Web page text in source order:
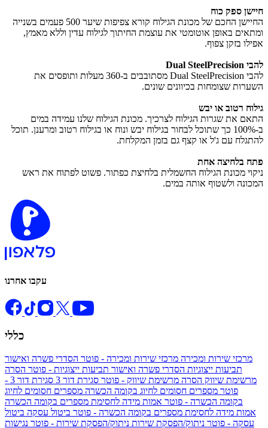
חיישן ספק כוח
החיישן החכם של מכונת הגילוח קורא צפיפות שיער 500 פעמים בשנייה
ומתאים באופן אוטומטי את עוצמת החיתוך לגילוח עדין וללא מאמץ,
אפילו בזקן צפוף.
להבי Dual SteelPrecision
להבי Dual SteelPrecision מסתובבים ב-360 מעלות ותופסים את
השערות שצומחות בכיוונים שונים.
גילוח רטוב או יבש
התאם את שגרות הגילוח לצרכיך. מכונת הגילוח שלנו עמידה במים
ב-100% כך שתוכל לבחור בגילוח יבש ונוח או בגילוח רטוב ומרענן. תוכל
להתגלח עם ג'ל או קצף גם בזמן המקלחת.
פתח בלחיצה אחת
ניקוי מכונת הגילוח החשמלית בלחיצת כפתור. פשוט לפתוח את ראש
המכונה ולשטוף אותה במים.
עקבו אחרנו
כללי
מרכזי שירות ומכירה מרכזי שירות ומכירה - פוטר הסדרי פשרה ואישור
תביעות ייצוגיות הסדרי פשרה ואישור תביעות ייצוגיות - פוטר הסרה
מרשימת שיווק הסרה מרשימת שיווק - פוטר סגירת דור 3
סגירת דור 3 -
פוטר מספרים חסומים לחיוג בקומה הכשרה מספרים חסומים לחיוג
בקומה הכשרה - פוטר אמות מידה לחסימת מספרים בקומה הכשרה
אמות מידה לחסימת מספרים בקומה הכשרה - פוטר ביטול עסקה ביטול
עסקה - פוטר ניתוק/הפסקת שירות ניתוק/הפסקת שירות - פוטר נגישות